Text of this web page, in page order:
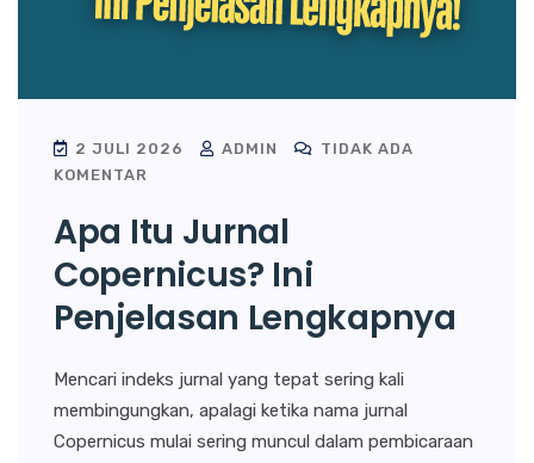
2 JULI 2026 ADMIN
TIDAK ADA
KOMENTAR
Apa Itu Jurnal
Copernicus? Ini
Penjelasan Lengkapnya
Mencari indeks jurnal yang tepat sering kali
membingungkan, apalagi ketika nama jurnal
Copernicus mulai sering muncul dalam pembicaraan